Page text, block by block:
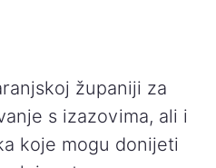
županiji za
s izazovima, ali i
koje mogu donijeti